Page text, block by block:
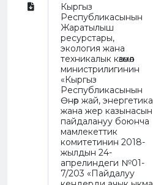
Кыргыз
Республикасынын
Жаратылыш
ресурстары,
экология жана
техникалык көзөмөл
министрилигинин
«Кыргыз
Республикасынын
Өнөр жай, энергетика
жана жер казынасын
пайдалануу боюнча
мамлекеттик
комитетинин 2018-
жылдын 24-
апрелиндеги №01-
7/203 «Пайдалуу